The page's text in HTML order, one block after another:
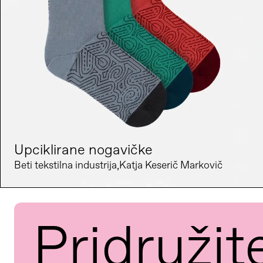
Upciklirane nogavičke
Beti tekstilna industrija Katja Keserič Markovič